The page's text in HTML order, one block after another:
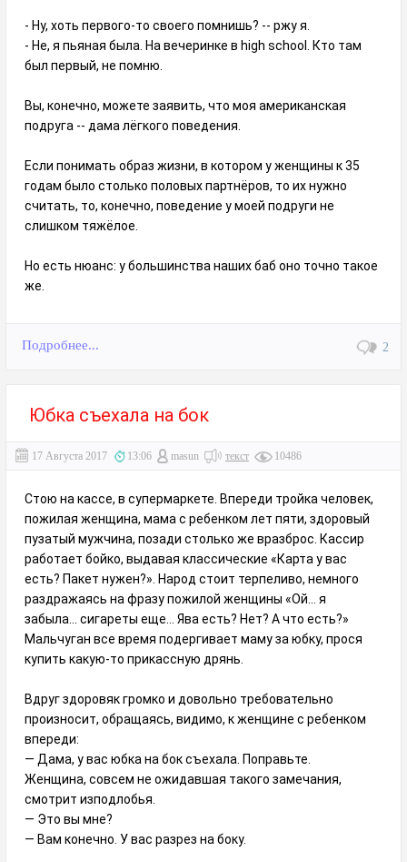
- Ну, хоть первого-то своего помнишь? -- ржу я.
- Не, я пьяная была. На вечеринке в high school. Кто там
был первый, не помню.
Вы, конечно, можете заявить, что моя американская
подруга -- дама лёгкого поведения.
Если понимать образ жизни, в котором у женщины к 35
годам было столько половых партнёров, то их нужно
считать, то, конечно, поведение у моей подруги не
слишком тяжёлое.
Но есть нюанс: у большинства наших баб оно точно такое
же.
Подробнее... 2
Юбка съехала на бок
17 Августа 2017 13:06 masun текст 10486
Стою на кассе, в супермаркете. Впереди тройка человек,
пожилая женщина, мама с ребенком лет пяти, здоровый
пузатый мужчина, позади столько же вразброс. Кассир
работает бойко, выдавая классические «Карта у вас
есть? Пакет нужен?». Народ стоит терпеливо, немного
раздражаясь на фразу пожилой женщины «Ой… я
забыла… сигареты еще… Ява есть? Нет? А что есть?»
Мальчуган все время подергивает маму за юбку, прося
купить какую-то прикассную дрянь.
Вдруг здоровяк громко и довольно требовательно
произносит, обращаясь, видимо, к женщине с ребенком
впереди:
— Дама, у вас юбка на бок съехала. Поправьте.
Женщина, совсем не ожидавшая такого замечания,
смотрит изподлобья.
— Это вы мне?
— Вам конечно. У вас разрез на боку.